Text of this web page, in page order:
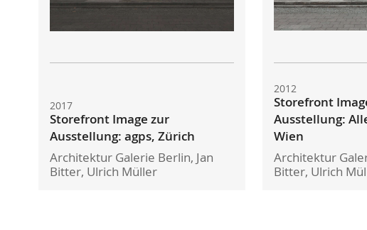
2017
Storefront Image zur
Ausstellung: agps, Zürich
Architektur Galerie Berlin, Jan
Bitter, Ulrich Müller
2012
Storefront
Ausstellung:
Wien
Architektur
Bitter, Ulrich